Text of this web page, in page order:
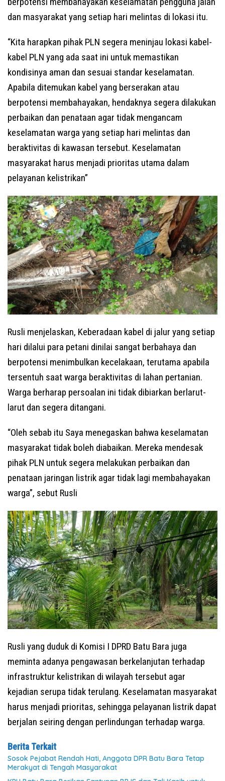
dan masyarakat yang setiap hari melintas di lokasi itu.
“Kita harapkan pihak PLN segera meninjau lokasi kabel-
kabel PLN yang ada saat ini untuk memastikan
kondisinya aman dan sesuai standar keselamatan.
Apabila ditemukan kabel yang berserakan atau
berpotensi membahayakan, hendaknya segera dilakukan
perbaikan dan penataan agar tidak mengancam
keselamatan warga yang setiap hari melintas dan
beraktivitas di kawasan tersebut. Keselamatan
masyarakat harus menjadi prioritas utama dalam
pelayanan kelistrikan”
Rusli menjelaskan, Keberadaan kabel di jalur yang setiap
hari dilalui para petani dinilai sangat berbahaya dan
berpotensi menimbulkan kecelakaan, terutama apabila
tersentuh saat warga beraktivitas di lahan pertanian.
Warga berharap persoalan ini tidak dibiarkan berlarut-
larut dan segera ditangani.
“Oleh sebab itu Saya menegaskan bahwa keselamatan
masyarakat tidak boleh diabaikan. Mereka mendesak
pihak PLN untuk segera melakukan perbaikan dan
penataan jaringan listrik agar tidak lagi membahayakan
warga”, sebut Rusli
Rusli yang duduk di Komisi I DPRD Batu Bara juga
meminta adanya pengawasan berkelanjutan terhadap
infrastruktur kelistrikan di wilayah tersebut agar
kejadian serupa tidak terulang. Keselamatan masyarakat
harus menjadi prioritas, sehingga pelayanan listrik dapat
berjalan seiring dengan perlindungan terhadap warga.
Berita Terkait
Sosok Pejabat Rendah Hati, Anggota DPR Batu Bara Tetap
Merakyat di Tengah Masyarakat